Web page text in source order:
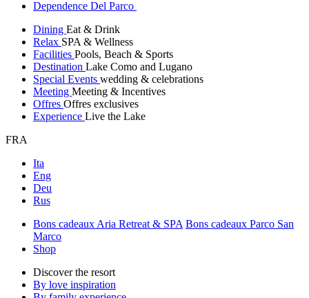
Dependence Del Parco
Dining Eat & Drink
Relax SPA & Wellness
Facilities Pools, Beach & Sports
Destination Lake Como and Lugano
Special Events wedding & celebrations
Meeting Meeting & Incentives
Offres Offres exclusives
Experience Live the Lake
FRA
Ita
Eng
Deu
Rus
Bons cadeaux Aria Retreat & SPA Bons cadeaux Parco San
Marco
Shop
Discover the resort
By love inspiration